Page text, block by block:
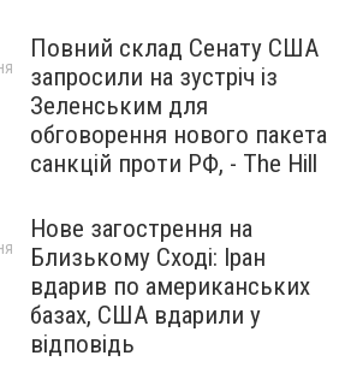
Повний склад Сенату США
запросили на зустріч із
Зеленським для
обговорення нового пакета
санкцій проти РФ, - The Hill
Нове загострення на
Близькому Сході: Іран
вдарив по американських
базах, США вдарили у
відповідь